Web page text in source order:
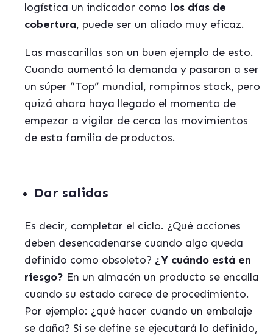
logística un indicador como los días de
cobertura, puede ser un aliado muy eficaz.
Las mascarillas son un buen ejemplo de esto.
Cuando aumentó la demanda y pasaron a ser
un súper “Top” mundial, rompimos stock, pero
quizá ahora haya llegado el momento de
empezar a vigilar de cerca los movimientos
de esta familia de productos.
Dar salidas
Es decir, completar el ciclo. ¿Qué acciones
deben desencadenarse cuando algo queda
definido como obsoleto? ¿Y cuándo está en
riesgo? En un almacén un producto se encalla
cuando su estado carece de procedimiento.
Por ejemplo: ¿qué hacer cuando un embalaje
se daña? Si se define se ejecutará lo definido,